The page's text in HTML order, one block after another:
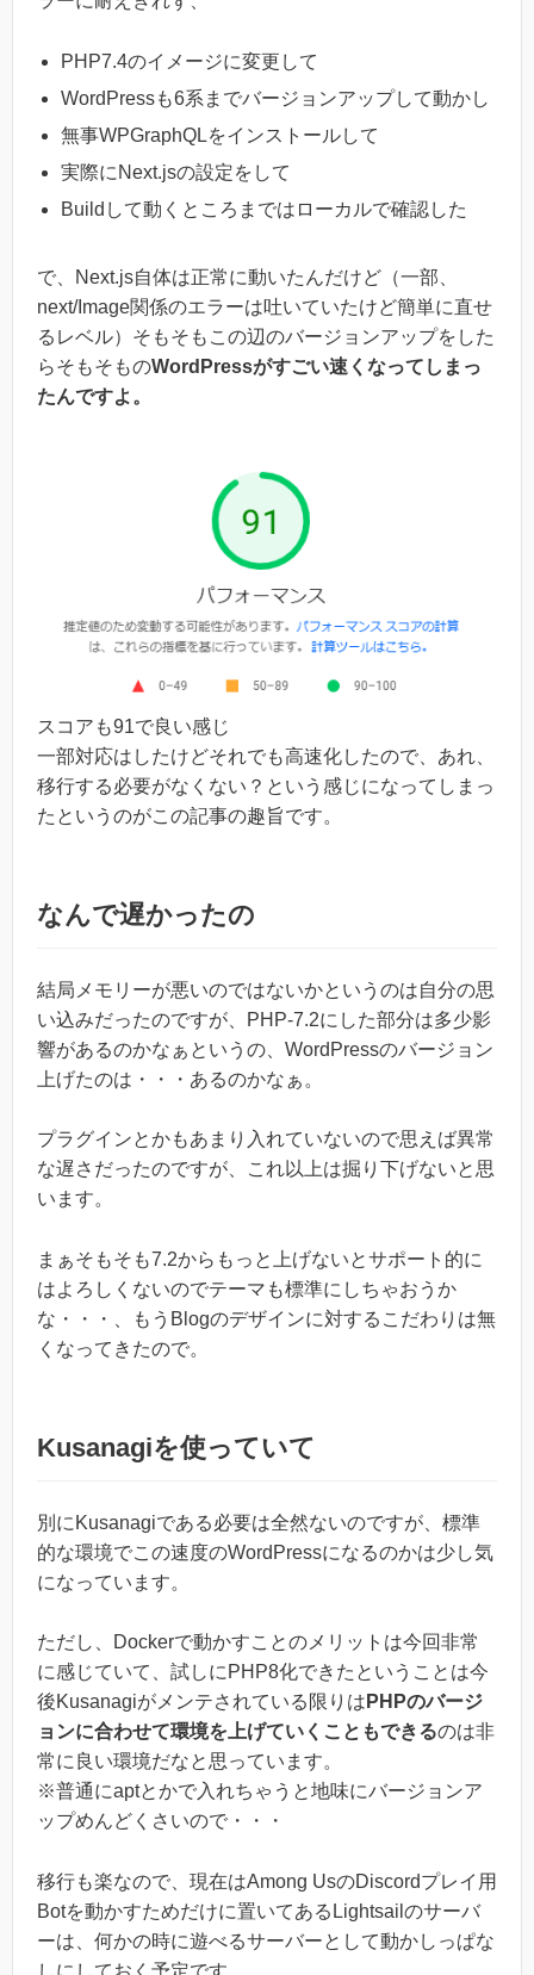
PHP7.4のイメージに変更して
WordPressも6系までバージョンアップして動かし
無事WPGraphQLをインストールして
実際にNext.jsの設定をして
Buildして動くところまではローカルで確認した
で、Next.js自体は正常に動いたんだけど（一部、
next/Image関係のエラーは吐いていたけど簡単に直せ
るレベル）そもそもこの辺のバージョンアップをした
らそもそものWordPressがすごい速くなってしまっ
たんですよ。
スコアも91で良い感じ
一部対応はしたけどそれでも高速化したので、あれ、
移行する必要がなくない？という感じになってしまっ
たというのがこの記事の趣旨です。
なんで遅かったの
結局メモリーが悪いのではないかというのは自分の思
い込みだったのですが、PHP-7.2にした部分は多少影
響があるのかなぁというの、WordPressのバージョン
上げたのは・・・あるのかなぁ。
プラグインとかもあまり入れていないので思えば異常
な遅さだったのですが、これ以上は掘り下げないと思
います。
まぁそもそも7.2からもっと上げないとサポート的に
はよろしくないのでテーマも標準にしちゃおうか
な・・・、もうBlogのデザインに対するこだわりは無
くなってきたので。
Kusanagiを使っていて
別にKusanagiである必要は全然ないのですが、標準
的な環境でこの速度のWordPressになるのかは少し気
になっています。
ただし、Dockerで動かすことのメリットは今回非常
に感じていて、試しにPHP8化できたということは今
後Kusanagiがメンテされている限りは PHPのバージ
ョンに合わせて環境を上げていくこともできるのは非
常に良い環境だなと思っています。
※普通にaptとかで入れちゃうと地味にバージョンア
ップめんどくさいので・・・
移行も楽なので、現在はAmong UsのDiscordプレイ用
Botを動かすためだけに置いてあるLightsailのサーバ
ーは、何かの時に遊べるサーバーとして動かしっぱな
しにしておく予定です。